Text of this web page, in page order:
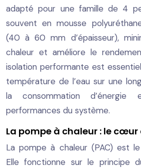
adapté pour une famille de 4
souvent en mousse
(40 à 60 mm d’épaisseur),
chaleur et améliore le
isolation performante est
température de l’eau sur une
la consommation
performances du système.
La pompe à chaleur : le
La pompe à chaleur (PAC) est
Elle fonctionne sur le principe